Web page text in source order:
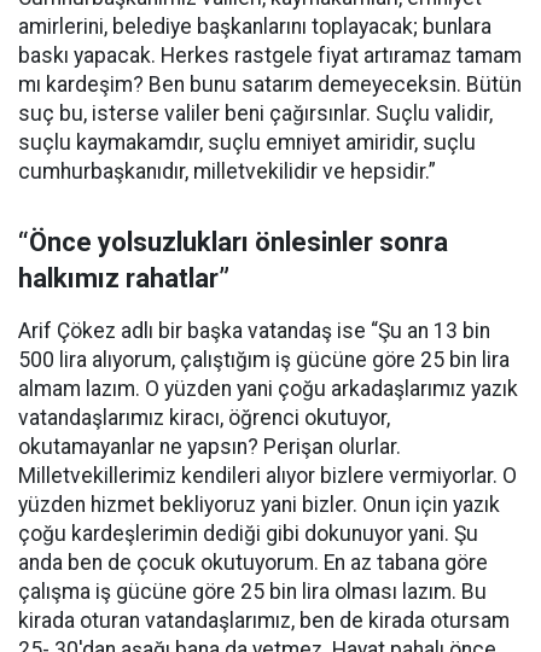
amirlerini, belediye başkanlarını toplayacak; bunlara
baskı yapacak. Herkes rastgele fiyat artıramaz tamam
mı kardeşim? Ben bunu satarım demeyeceksin. Bütün
suç bu, isterse valiler beni çağırsınlar. Suçlu validir,
suçlu kaymakamdır, suçlu emniyet amiridir, suçlu
cumhurbaşkanıdır, milletvekilidir ve hepsidir.”
“Önce yolsuzlukları önlesinler sonra
halkımız rahatlar”
Arif Çökez adlı bir başka vatandaş ise “Şu an 13 bin
500 lira alıyorum, çalıştığım iş gücüne göre 25 bin lira
almam lazım. O yüzden yani çoğu arkadaşlarımız yazık
vatandaşlarımız kiracı, öğrenci okutuyor,
okutamayanlar ne yapsın? Perişan olurlar.
Milletvekillerimiz kendileri alıyor bizlere vermiyorlar. O
yüzden hizmet bekliyoruz yani bizler. Onun için yazık
çoğu kardeşlerimin dediği gibi dokunuyor yani. Şu
anda ben de çocuk okutuyorum. En az tabana göre
çalışma iş gücüne göre 25 bin lira olması lazım. Bu
kirada oturan vatandaşlarımız, ben de kirada otursam